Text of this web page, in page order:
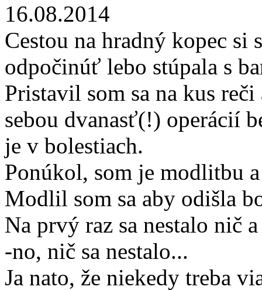
16.08.2014
Cestou na hradný kopec si
odpočinúť lebo stúpala s
Pristavil som sa na kus
sebou dvanasť(!) operácií
je v bolestiach.
Ponúkol, som je modlitbu
Modlil som sa aby odišla
Na prvý raz sa nestalo nič
-no, nič sa nestalo...
Ja nato, že niekedy treba